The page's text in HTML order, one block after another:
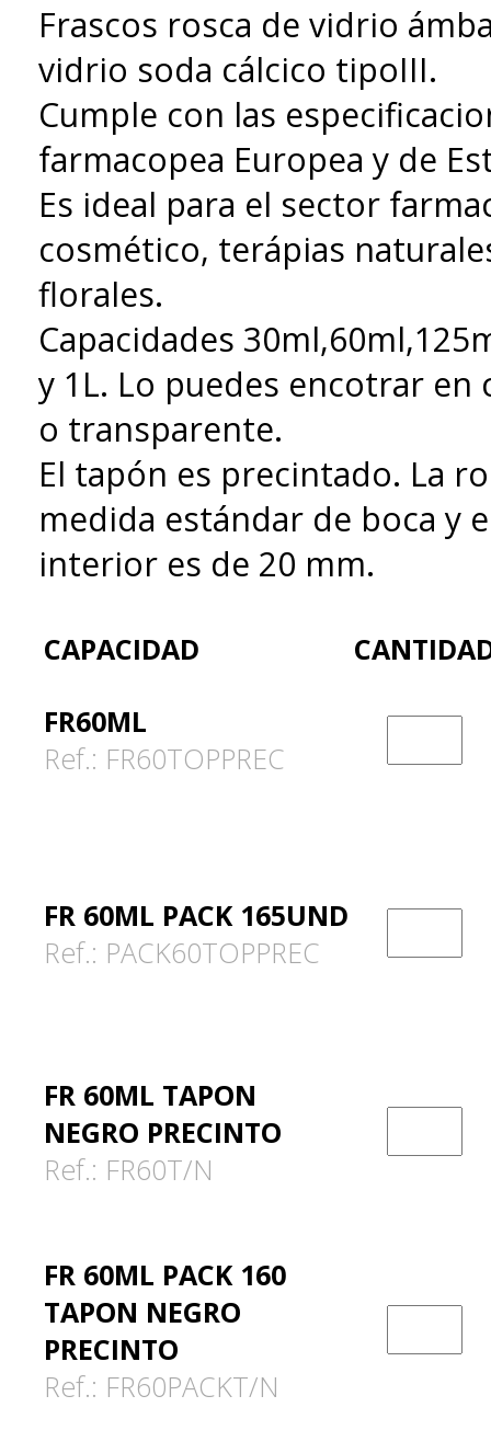
Frascos rosca de vidrio
vidrio soda cálcico tipoIII.
Cumple con las
farmacopea Europea y de
Es ideal para el sector
cosmético, terápias
florales.
Capacidades
y 1L. Lo puedes encotrar en
o transparente.
El tapón es precintado. La
medida estándar de boca y
interior es de 20 mm.
CAPACIDAD
FR60ML
Ref.: FR60TOPPREC
FR 60ML PACK 165UND
Ref.: PACK60TOPPREC
FR 60ML TAPON
NEGRO PRECINTO
Ref.: FR60T/N
FR 60ML PACK 160
TAPON NEGRO
PRECINTO
Ref.: FR60PACKT/N